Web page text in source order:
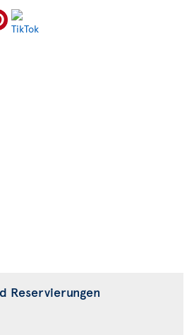
Reservierungen